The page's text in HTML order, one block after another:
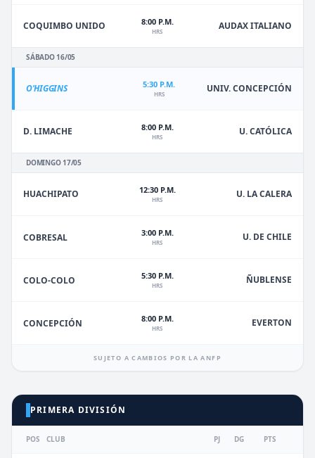
COQUIMBO UNIDO 8:00 P.M.
HRS AUDAX ITALIANO
SÁBADO 16/05
O'HIGGINS 5:30 P.M.
HRS UNIV. CONCEPCIÓN
D. LIMACHE 8:00 P.M.
HRS U. CATÓLICA
DOMINGO 17/05
HUACHIPATO 12:30 P.M.
HRS U. LA CALERA
COBRESAL 3:00 P.M.
HRS U. DE CHILE
COLO-COLO 5:30 P.M.
HRS ÑUBLENSE
CONCEPCIÓN 8:00 P.M.
HRS EVERTON
SUJETO A CAMBIOS POR LA ANFP
PRIMERA DIVISIÓN
POS CLUB PJ DG PTS